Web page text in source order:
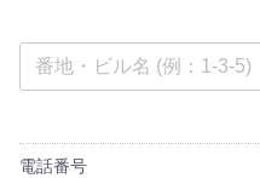
電話番号